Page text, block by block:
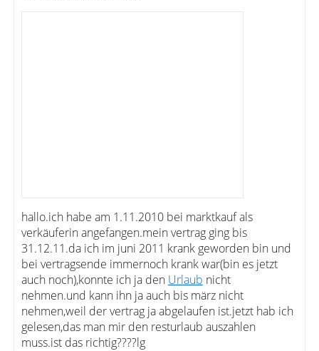
hallo.ich habe am 1.11.2010 bei marktkauf als
verkäuferin angefangen.mein vertrag ging bis
31.12.11.da ich im juni 2011 krank geworden bin und
bei vertragsende immernoch krank war(bin es jetzt
auch noch),konnte ich ja den Urlaub nicht
nehmen.und kann ihn ja auch bis märz nicht
nehmen,weil der vertrag ja abgelaufen ist.jetzt hab ich
gelesen,das man mir den resturlaub auszahlen
muss.ist das richtig????lg